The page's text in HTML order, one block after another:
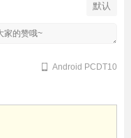
默认
Android PCDT10